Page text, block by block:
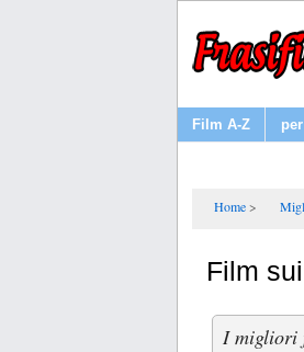
Film A-Z
Home
Film
I migliori